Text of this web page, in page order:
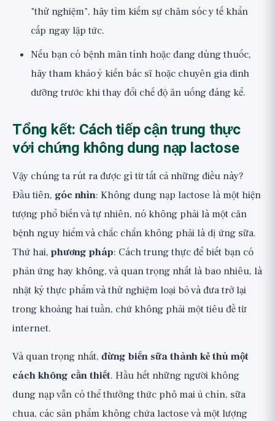
"thử nghiệm", hãy tìm kiếm sự chăm sóc y tế khẩn
cấp ngay lập tức.
Nếu bạn có bệnh mãn tính hoặc đang dùng thuốc,
hãy tham khảo ý kiến bác sĩ hoặc chuyên gia dinh
dưỡng trước khi thay đổi chế độ ăn uống đáng kể.
Tổng kết: Cách tiếp cận trung thực
với chứng không dung nạp lactose
Vậy chúng ta rút ra được gì từ tất cả những điều này?
Đầu tiên, góc nhìn: Không dung nạp lactose là một hiện
tượng phổ biến và tự nhiên, nó không phải là một căn
bệnh nguy hiểm và chắc chắn không phải là dị ứng sữa.
Thứ hai, phương pháp: Cách trung thực để biết bạn có
phản ứng hay không, và quan trọng nhất là bao nhiêu, là
nhật ký thực phẩm và thử nghiệm loại bỏ và đưa trở lại
trong khoảng hai tuần, chứ không phải một tiêu đề từ
internet.
Và quan trọng nhất, đừng biến sữa thành kẻ thù một
cách không cần thiết. Hầu hết những người không
dung nạp vẫn có thể thưởng thức phô mai ủ chín, sữa
chua, các sản phẩm không chứa lactose và một lượng